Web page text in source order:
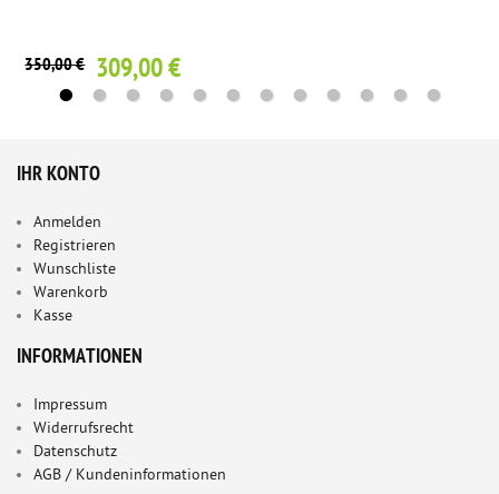
350,00 € 309,00 €
IHR KONTO
Anmelden
Registrieren
Wunschliste
Warenkorb
Kasse
INFORMATIONEN
Impressum
Widerrufsrecht
Datenschutz
AGB / Kundeninformationen